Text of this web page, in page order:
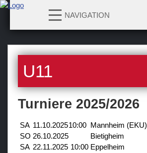
NAVIGATION
News
Teams
Verein
Fanzone
U11
Turniere 2025/2026
SA 11.10.202510:00 Mannheim (EKU)
SO 26.10.2025
Bietigheim
SA 22.11.2025 10:00Eppelheim